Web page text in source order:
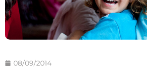
08/09/2014